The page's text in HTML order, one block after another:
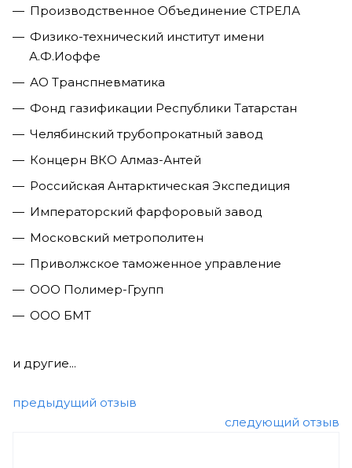
Производственное Объединение СТРЕЛА
Физико-технический институт имени
А.Ф.Иоффе
АО Транспневматика
Фонд газификации Республики Татарстан
Челябинский трубопрокатный завод
Концерн ВКО Алмаз-Антей
Российская Антарктическая Экспедиция
Императорский фарфоровый завод
Московский метрополитен
Приволжское таможенное управление
ООО Полимер-Групп
ООО БМТ
и другие...
предыдущий отзыв
следующий отзыв